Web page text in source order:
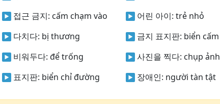
접근 금지: cấm chạm vào
다치다: bị thương
비워두다: để trống
표지판: biển chỉ đường
어린 아이: trẻ nhỏ
금지 표지판: biển cấm
사진을 찍다: chụp ảnh
장애인: người tàn tật